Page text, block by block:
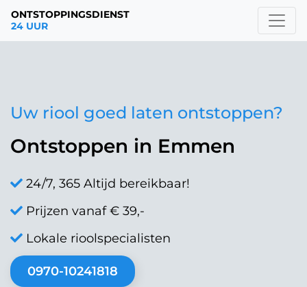
ONTSTOPPINGSDIENST
24 UUR
Uw riool goed laten ontstoppen?
Ontstoppen in Emmen
24/7, 365 Altijd bereikbaar!
Prijzen vanaf € 39,-
Lokale rioolspecialisten
0970-10241818